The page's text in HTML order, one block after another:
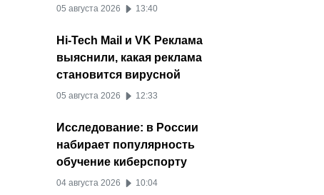
05 августа 2026 13:40
Hi-Tech Mail и VK Реклама
выяснили, какая реклама
становится вирусной
05 августа 2026 12:33
Исследование: в России
набирает популярность
обучение киберспорту
04 августа 2026 10:04